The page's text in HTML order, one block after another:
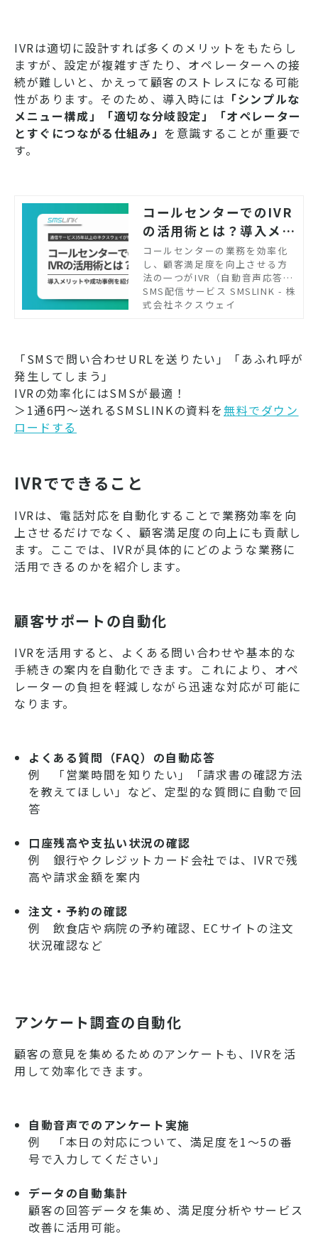
IVRは適切に設計すれば多くのメリットをもたらし
ますが、設定が複雑すぎたり、オペレーターへの接
続が難しいと、かえって顧客のストレスになる可能
性があります。そのため、導入時には 「シンプルな
メニュー構成」「適切な分岐設定」「オペレーター
とすぐにつながる仕組み」 を意識することが重要で
す。
コールセンターでのIVR
の活用術とは？導入メリ
ットや成功事例を紹介
コールセンターの業務を効率化
し、顧客満足度を向上させる方
法の一つがIVR（自動音声応答）
の導入です。IVRを活用すれば、
オペレーターの負担を軽減し、
もあります。 本記事では、IVR
ト・デメリット、成功事例を紹
介し、コールセンターの改善に
役立つ情報を提供します。
SMS配信サービス SMSLINK - 株
式会社ネクスウェイ
「SMSで問い合わせURLを送りたい」「あふれ呼が
発生してしまう」
IVRの効率化にはSMSが最適！
＞1通6円～送れるSMSLINKの資料を無料でダウン
ロードする
IVRでできること
IVRは、電話対応を自動化することで業務効率を向
上させるだけでなく、顧客満足度の向上にも貢献し
ます。ここでは、IVRが具体的にどのような業務に
活用できるのかを紹介します。
顧客サポートの自動化
IVRを活用すると、よくある問い合わせや基本的な
手続きの案内を自動化できます。これにより、オペ
レーターの負担を軽減しながら迅速な対応が可能に
なります。
よくある質問（FAQ）の自動応答
例 「営業時間を知りたい」「請求書の確認方法
を教えてほしい」など、定型的な質問に自動で回
答
口座残高や支払い状況の確認
例 銀行やクレジットカード会社では、IVRで残
高や請求金額を案内
注文・予約の確認
例 飲食店や病院の予約確認、ECサイトの注文
状況確認など
アンケート調査の自動化
顧客の意見を集めるためのアンケートも、IVRを活
用して効率化できます。
自動音声でのアンケート実施
例 「本日の対応について、満足度を1～5の番
号で入力してください」
データの自動集計
顧客の回答データを集め、満足度分析やサービス
改善に活用可能。